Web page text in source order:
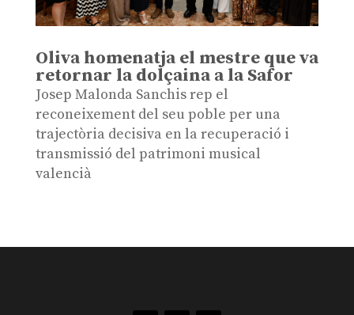
Oliva homenatja el mestre que va
retornar la dolçaina a la Safor
Josep Malonda Sanchis rep el
reconeixement del seu poble per una
trajectòria decisiva en la recuperació i
transmissió del patrimoni musical
valencià